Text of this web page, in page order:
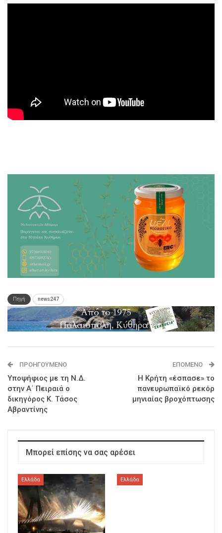
Πηγή news247
ΠΡΟΗΓΟΎΜΕΝΟ
Υποψήφιος με τη Ν.Δ.
στην Α΄ Πειραιά ο
δικηγόρος Κ. Τάσος
Αβραντίνης
ΕΠΌΜΕΝΟ
Η Κρήτη «έσπασε» το
πανευρωπαϊκό ρεκόρ
μηνιαίας βροχόπτωσης
Μπορεί επίσης να σας αρέσει
Ελλάδα Ελλάδα